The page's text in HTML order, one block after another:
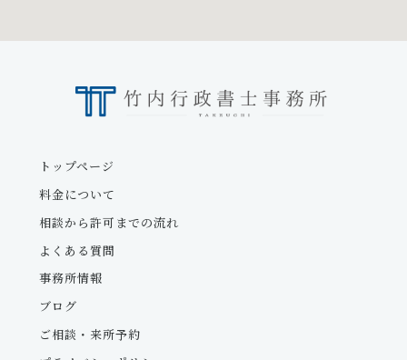
トップページ
料金について
相談から許可までの流れ
よくある質問
事務所情報
ブログ
ご相談・来所予約